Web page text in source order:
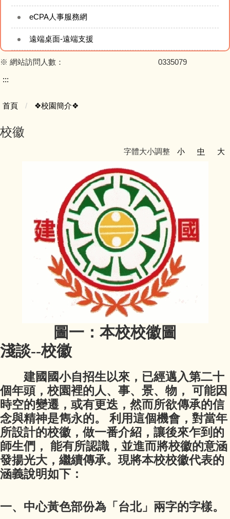
eCPA人事服務網
遠端桌面-遠端支援
※ 網站訪問人數： 0335079
:::
首頁 ❖校園簡介❖
校徽
字體大小調整 小 中 大
圖一：本校校徽圖
淺談--校徽
建國國小自招生以來，已經邁入第二十
個年頭，校園裡的人、事、景、物， 可能因
時空的變遷，或有更迭，然而所欲傳承的信
念與精神是雋永的。 利用這個機會，對當年
所設計的校徽，做一番介紹，讓後來乍到的
師生們， 能有所認識，並進而將校徽的意涵
發揚光大，繼續傳承。現將本校校徽代表的
涵義說明如下：
一、中心黃色部份為「台北」兩字的字樣。